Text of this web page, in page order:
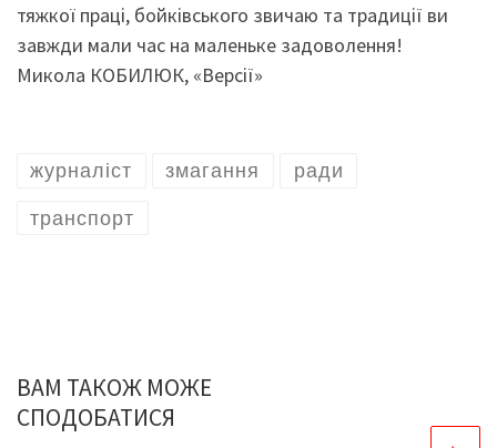
тяжкої праці, бойківського звичаю та традиції ви
завжди мали час на маленьке задоволення!
Микола КОБИЛЮК, «Версії»
журналіст змагання ради
транспорт
ВАМ ТАКОЖ МОЖЕ
СПОДОБАТИСЯ